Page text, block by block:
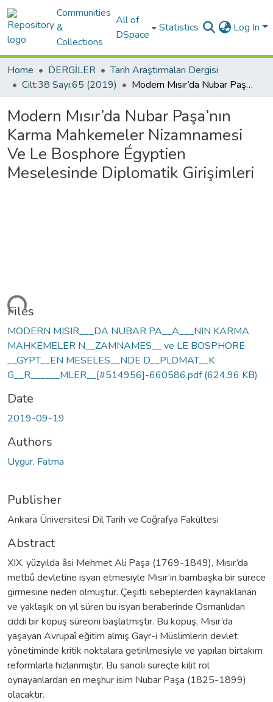
Communities
&
Collections
All of
DSpace
Statistics Log In
Home DERGİLER
Tarih Araştırmaları Dergisi
Cilt:38 Sayı:65 (2019)
Modern Mısır’da Nubar Paşa’nın Karma Mahkemeler Nizamnamesi Ve Le Bosphore Égyptien Meselesinde Diplomatik Girişimleri
Modern Mısır’da Nubar Paşa’nın
Karma Mahkemeler Nizamnamesi
Ve Le Bosphore Égyptien
Meselesinde Diplomatik Girişimleri
Files
MODERN MISIR___DA NUBAR PA__A___NIN KARMA
MAHKEMELER N__ZAMNAMES__ ve LE BOSPHORE
__GYPT__EN MESELES__NDE D__PLOMAT__K
G__R______MLER__[#514956]-660586.pdf(624.96 KB)
Date
2019-09-19
Authors
Uygur, Fatma
Publisher
Ankara Üniversitesi Dil Tarih ve Coğrafya Fakültesi
Abstract
XIX. yüzyılda âsi Mehmet Ali Paşa (1769-1849), Mısır’da
metbû devletine isyan etmesiyle Mısır’ın bambaşka bir sürece
girmesine neden olmuştur. Çeşitli sebeplerden kaynaklanan
ve yaklaşık on yıl süren bu isyan beraberinde Osmanlıdan
ciddi bir kopuş sürecini başlatmıştır. Bu kopuş, Mısır’da
yaşayan Avrupaî eğitim almış Gayr-i Müslimlerin devlet
yönetiminde kritik noktalara getirilmesiyle ve yapılan birtakım
reformlarla hızlanmıştır. Bu sancılı süreçte kilit rol
oynayanlardan en meşhur isim Nubar Paşa (1825-1899)
olacaktır.